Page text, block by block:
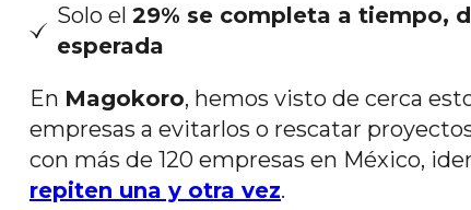
Solo el 29% se completa a tiempo,
esperada
En Magokoro, hemos visto de cerca
empresas a evitarlos o rescatar
con más de 120 empresas en México,
repiten una y otra vez.